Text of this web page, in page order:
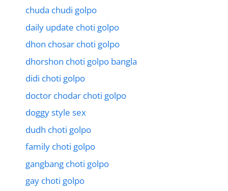
chuda chudi golpo
daily update choti golpo
dhon chosar choti golpo
dhorshon choti golpo bangla
didi choti golpo
doctor chodar choti golpo
doggy style sex
dudh choti golpo
family choti golpo
gangbang choti golpo
gay choti golpo